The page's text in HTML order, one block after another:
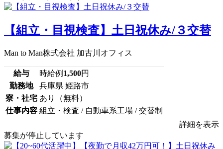
【組立・目視検査】土日祝休み/３交替
Man to Man株式会社 加古川オフィス
給与 時給例 1,500円
勤務地
兵庫県 姫路市
寮・社宅 あり（無料）
仕事内容 組立・検査 / 自動車系工場 / 交替制
詳細を表示
募集が停止しています